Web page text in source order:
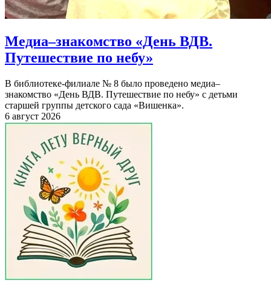
Медиа–знакомство «День ВДВ.
Путешествие по небу»
В библиотеке-филиале № 8 было проведено медиа–
знакомство «День ВДВ. Путешествие по небу» с детьми
старшей группы детского сада «Вишенка».
6 август 2026